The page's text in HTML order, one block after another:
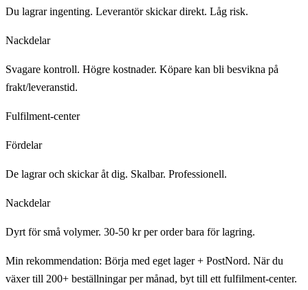
Du lagrar ingenting. Leverantör skickar direkt. Låg risk.
Nackdelar
Svagare kontroll. Högre kostnader. Köpare kan bli besvikna på
frakt/leveranstid.
Fulfilment-center
Fördelar
De lagrar och skickar åt dig. Skalbar. Professionell.
Nackdelar
Dyrt för små volymer. 30-50 kr per order bara för lagring.
Min rekommendation: Börja med eget lager + PostNord. När du
växer till 200+ beställningar per månad, byt till ett fulfilment-center.